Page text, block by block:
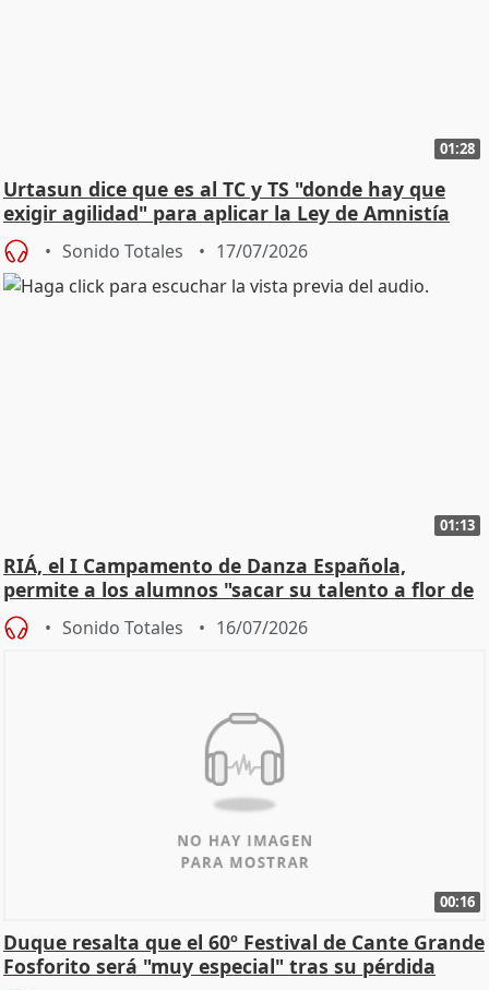
01:28
Urtasun dice que es al TC y TS "donde hay que
exigir agilidad" para aplicar la Ley de Amnistía
Sonido Totales 17/07/2026
01:13
RIÁ, el I Campamento de Danza Española,
permite a los alumnos "sacar su talento a flor de
piel"
Sonido Totales 16/07/2026
00:16
Duque resalta que el 60º Festival de Cante Grande
Fosforito será "muy especial" tras su pérdida